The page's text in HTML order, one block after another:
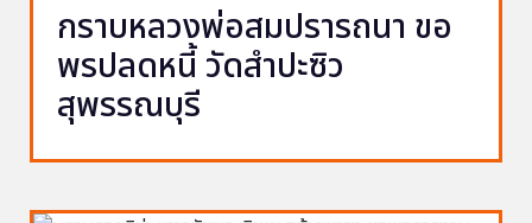
กราบหลวงพ่อสมปรารถนา ขอ
พรปลดหนี้ วัดสำปะซิว
สุพรรณบุรี